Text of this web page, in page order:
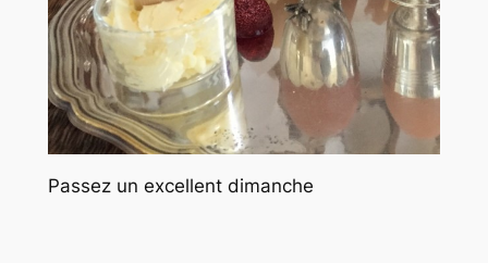
Passez un excellent dimanche